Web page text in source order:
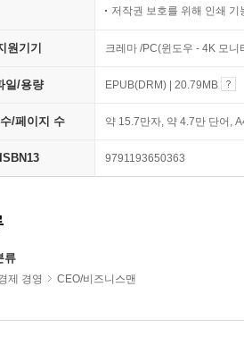
저작권 보호를 위해 인쇄 기
원기기 크레마 /PC(윈도우 - 4K 모
일/용량 EPUB(DRM) | 20.79MB
/페이지 수 약 15.7만자, 약 4.7만 단어,
ISBN13 9791193650363
류
제 경영 CEO/비즈니스맨